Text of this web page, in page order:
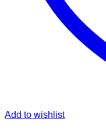
Add to wishlist